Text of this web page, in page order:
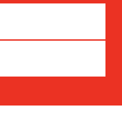
Вишневое